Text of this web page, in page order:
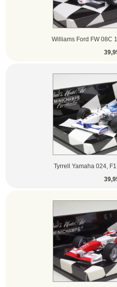
Williams Ford FW 08C
Tyrrell Yamaha 024,